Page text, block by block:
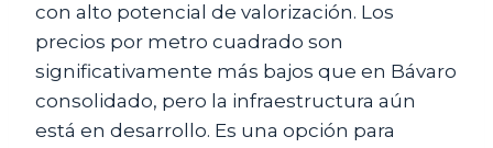
con alto potencial de valorización. Los
precios por metro cuadrado son
significativamente más bajos que en Bávaro
consolidado, pero la infraestructura aún
está en desarrollo. Es una opción para